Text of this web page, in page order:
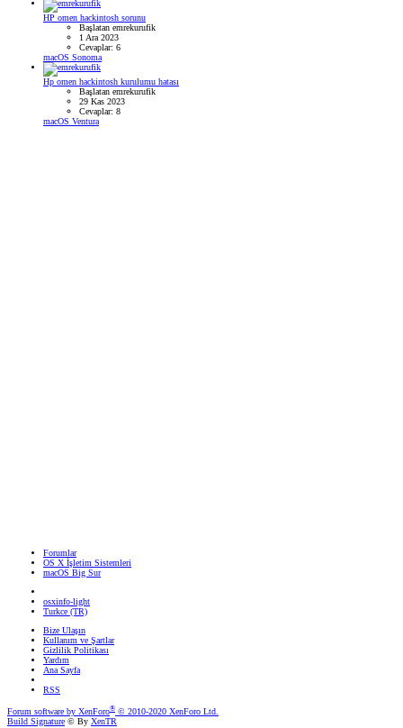
HP omen hackintosh sorunu
Başlatan emrekurufik
1 Ara 2023
Cevaplar: 6
macOS Sonoma
Hp omen hackintosh kurulumu hatası
Başlatan emrekurufik
29 Kas 2023
Cevaplar: 8
macOS Ventura
Forumlar
OS X İşletim Sistemleri
macOS Big Sur
osxinfo-light
Turkce (TR)
Bize Ulaşın
Kullanım ve Şartlar
Gizlilik Politikası
Yardım
Ana Sayfa
RSS
Forum software by XenForo® © 2010-2020 XenForo Ltd.
Build Signature © By XenTR